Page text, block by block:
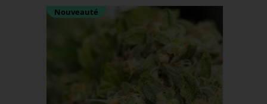
Nouveauté